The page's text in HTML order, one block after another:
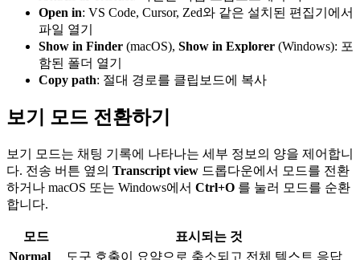
Open in: VS Code, Cursor, Zed와 같은 설치된 편집기에서
파일 열기
Show in Finder (macOS), Show in Explorer (Windows): 포
함된 폴더 열기
Copy path: 절대 경로를 클립보드에 복사
보기 모드 전환하기
보기 모드는 채팅 기록에 나타나는 세부 정보의 양을 제어합니
다. 전송 버튼 옆의 Transcript view 드롭다운에서 모드를 전환
하거나 macOS 또는 Windows에서 Ctrl+O 를 눌러 모드를 순환
합니다.
모드
표시되는 것
Normal
도구 호출이 요약으로 축소되고 전체 텍스트 응답